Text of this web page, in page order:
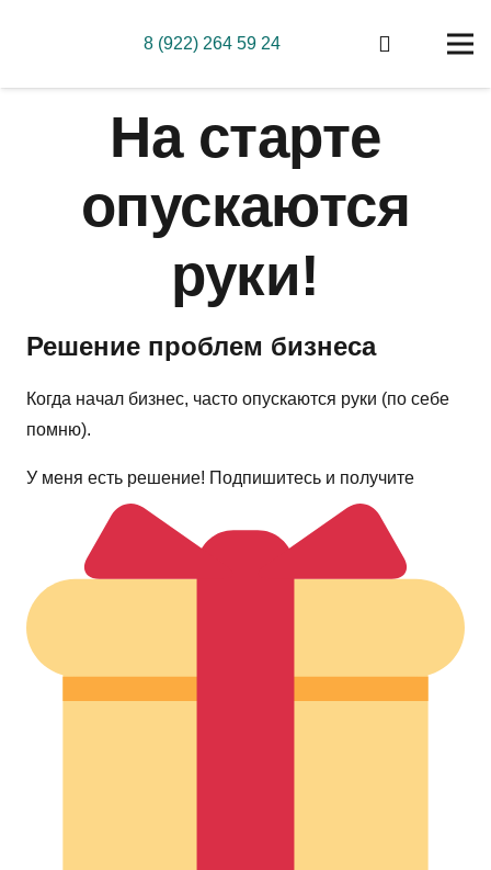
8 (922) 264 59 24
На старте
опускаются
руки!
Решение проблем бизнеса
Когда начал бизнес, часто опускаются руки (по себе
помню).
У меня есть решение! Подпишитесь и получите